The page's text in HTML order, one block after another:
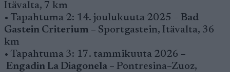
Itävalta, 7 km
• Tapahtuma 2: 14. joulukuuta 2025 – Bad
Gastein Criterium – Sportgastein, Itävalta, 36
km
• Tapahtuma 3: 17. tammikuuta 2026 –
Engadin La Diagonela – Pontresina–Zuoz,